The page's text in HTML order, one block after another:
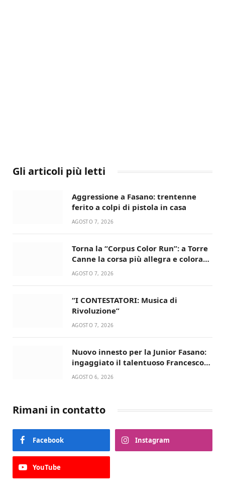
Gli articoli più letti
Aggressione a Fasano: trentenne
ferito a colpi di pistola in casa
AGOSTO 7, 2026
Torna la “Corpus Color Run”: a Torre
Canne la corsa più allegra e colorata
dell’estate!
AGOSTO 7, 2026
“I CONTESTATORI: Musica di
Rivoluzione”
AGOSTO 7, 2026
Nuovo innesto per la Junior Fasano:
ingaggiato il talentuoso Francesco
Lupo Timini
AGOSTO 6, 2026
Rimani in contatto
Facebook Instagram
YouTube